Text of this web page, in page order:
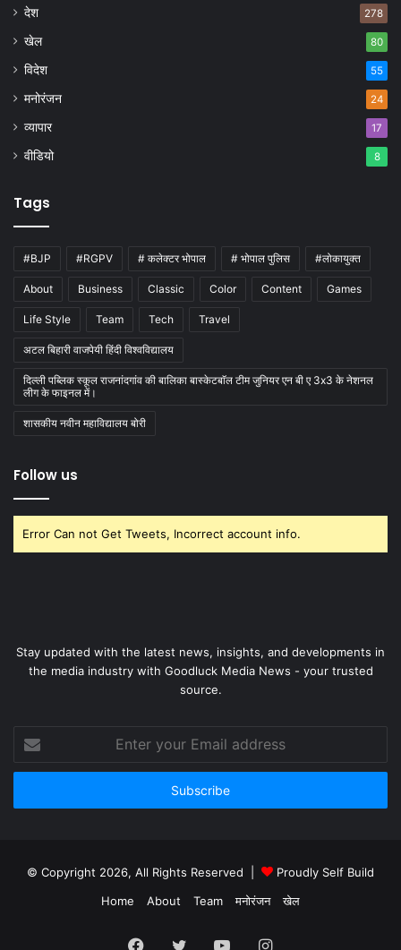
देश 278
खेल 80
विदेश 55
मनोरंजन 24
व्यापार 17
वीडियो 8
Tags
#BJP #RGPV # कलेक्टर भोपाल # भोपाल पुलिस #लोकायुक्त
About Business Classic Color Content Games
Life Style Team Tech Travel
अटल बिहारी वाजपेयी हिंदी विश्वविद्यालय
दिल्ली पब्लिक स्कूल राजनांदगांव की बालिका बास्केटबाॅल टीम जुनियर एन बी ए 3x3 के नेशनल
लीग के फाइनल में।
शासकीय नवीन महाविद्यालय बोरी
Follow us
Error Can not Get Tweets, Incorrect account info.
Stay updated with the latest news, insights, and developments in
the media industry with Goodluck Media News - your trusted
source.
your
Email
© Copyright 2026, All Rights Reserved |
Proudly Self Build
Home
About Team मनोरंजन खेल
Facebook
Twitter YouTubeInstagram